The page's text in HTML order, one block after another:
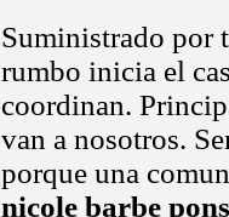
Suministrado por
rumbo inicia el
coordinan.
van a nosotros.
porque una
nicole barbe